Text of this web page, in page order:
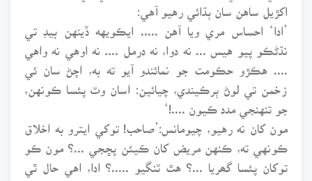
اکڙيل ساهن سان ٻڌائي رهيو آهي:
’ادا‘ احساس مري ويا آهن ..... ايڪويهه ڏينهن بيڊ تي
نڌڻڪو پيو هيس ... نه دوا، نه درمل .... نه اوهي نه واهي
.... هڪڙو حڪومت جو نمائندو آيو ته به، اچڻ سان ئي
زخمن تي لوڻ ٻرڪيندي، چيائين: اسان وٽ پئسا ڪونهن،
جو تنهنجي مدد ڪيون ....!‘
مون کان نه رهيو، چيومانس:’صاحب! توکي ايترو به اخلاق
ڪونهي ته، ڪنهن مريض کان ڪيئن پڇجي ...؟ مون ڪو
توکان پئسا گھريا ...؟ هٿ ٽنگيو .....؟ ادا، اهي حال ٿي